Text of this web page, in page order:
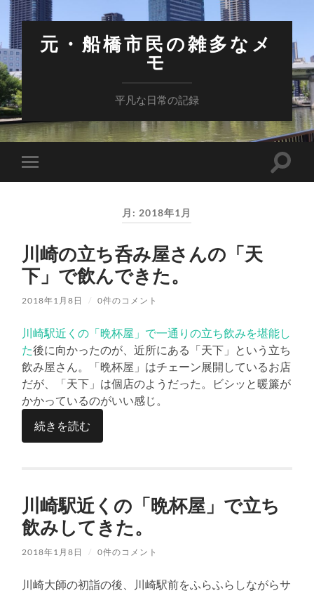
元・船橋市民の雑多なメ
モ
平凡な日常の記録
モ
バ
ー
を
切
り
替
え
検
月: 2018年1月
川崎の立ち呑み屋さんの「天
下」で飲んできた。
2018年1月8日 / 0件のコメント
川崎駅近くの「晩杯屋」で一通りの立ち飲みを堪能し
た後に向かったのが、近所にある「天下」という立ち
飲み屋さん。「晩杯屋」はチェーン展開しているお店
だが、「天下」は個店のようだった。ビシッと暖簾が
かかっているのがいい感じ。
続きを読む
川崎駅近くの「晩杯屋」で立ち
飲みしてきた。
2018年1月8日 / 0件のコメント
川崎大師の初詣の後、川崎駅前をふらふらしながらサ